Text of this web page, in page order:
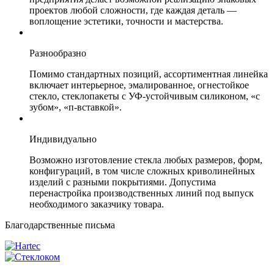
проектов любой сложности, где каждая деталь —
воплощение эстетики, точности и мастерства.
Разнообразно
Помимо стандартных позиций, ассортиментная линейка
включает интерьерное, эмалированное, огнестойкое
стекло, стеклопакеты с УФ-устойчивым силиконом, «с
зубом», «п-вставкой».
Индивидуально
Возможно изготовление стекла любых размеров, форм,
конфигураций, в том числе сложных криволинейных
изделий с разными покрытиями. Допустима
перенастройка производственных линий под выпуск
необходимого заказчику товара.
Благодарственные письма